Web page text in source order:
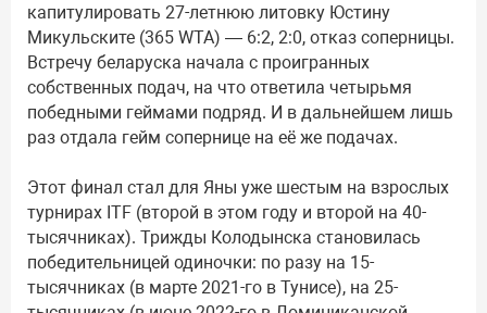
капитулировать 27-летнюю литовку Юстину
Микульските (365 WTA) — 6:2, 2:0, отказ соперницы.
Встречу беларуска начала с проигранных
собственных подач, на что ответила четырьмя
победными геймами подряд. И в дальнейшем лишь
раз отдала гейм сопернице на её же подачах.
Этот финал стал для Яны уже шестым на взрослых
турнирах ITF (второй в этом году и второй на 40-
тысячниках). Трижды Колодынска становилась
победительницей одиночки: по разу на 15-
тысячниках (в марте 2021-го в Тунисе), на 25-